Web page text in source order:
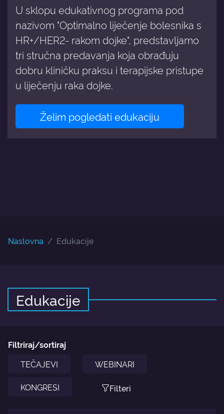
U sklopu edukativnog programa pod
nazivom "Optimalno liječenje bolesnika s
HR+/HER2- rakom dojke", predstavljamo
tri stručna predavanja koja obrađuju
dobru kliničku praksu i terapijske pristupe
u liječenju raka dojke.
Želim pogledati edukaciju
Naslovna Edukacije
Edukacije
Filtriraj/sortiraj
TEČAJEVI
WEBINARI
KONGRESI Filteri